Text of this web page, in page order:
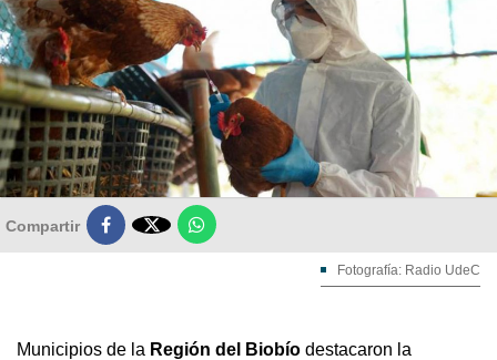
Compartir 
Fotografía: Radio UdeC
Municipios de la Región del Biobío destacaron la